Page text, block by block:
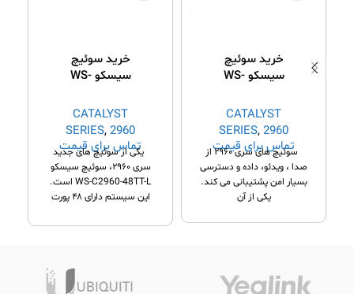
خرید سوئیچ
سیسکو WS-
CATALYST
SERIES,2960
Series
تماس برای قیمتسوئیچ های سری ۲۹۶۰ از
صدا ، ویدئو، داده و دسترسی
بسیار امن پشتیبانی می کند.
یکی از آن
خرید سوئیچ
سیسکو WS-
CATALYST
SERIES,2960
Series
تماس برای قیمت
یکی از سوئیچ های جدید
سری ۲۹۶۰، سوئیچ سیسکو
WS-C2960-48TT-L است.
این سیستم دارای ۴۸ پورت